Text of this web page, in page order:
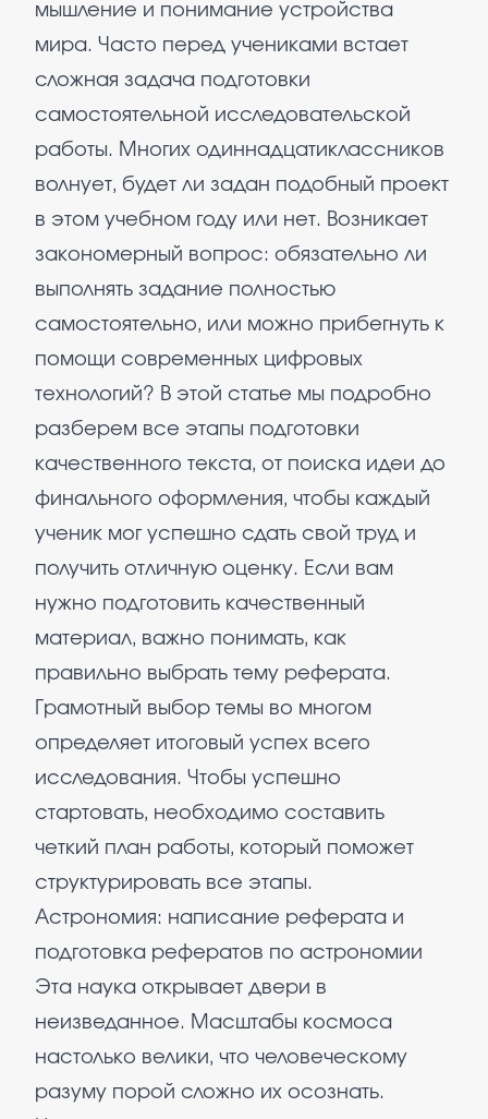
мышление и понимание устройства
мира. Часто перед учениками встает
сложная задача подготовки
самостоятельной исследовательской
работы. Многих одиннадцатиклассников
волнует, будет ли задан подобный проект
в этом учебном году или нет. Возникает
закономерный вопрос: обязательно ли
выполнять задание полностью
самостоятельно, или можно прибегнуть к
помощи современных цифровых
технологий? В этой статье мы подробно
разберем все этапы подготовки
качественного текста, от поиска идеи до
финального оформления, чтобы каждый
ученик мог успешно сдать свой труд и
получить отличную оценку. Если вам
нужно подготовить качественный
материал, важно понимать, как
правильно выбрать тему реферата.
Грамотный выбор темы во многом
определяет итоговый успех всего
исследования. Чтобы успешно
стартовать, необходимо составить
четкий план работы, который поможет
структурировать все этапы.
Астрономия: написание реферата и
подготовка рефератов по астрономии
Эта наука открывает двери в
неизведанное. Масштабы космоса
настолько велики, что человеческому
разуму порой сложно их осознать.